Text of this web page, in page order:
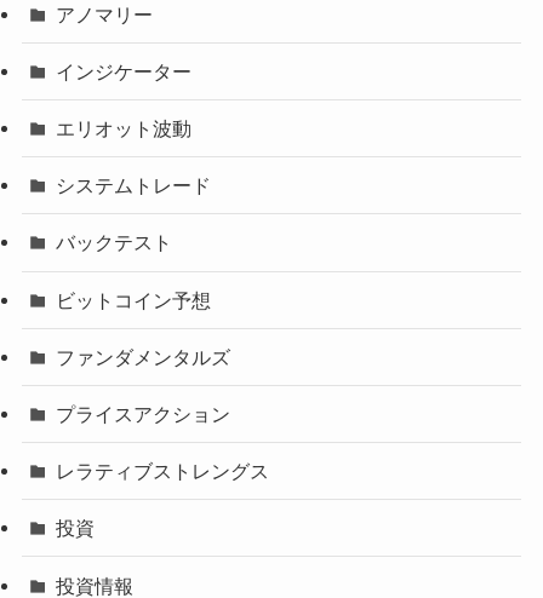
アノマリー
インジケーター
エリオット波動
システムトレード
バックテスト
ビットコイン予想
ファンダメンタルズ
プライスアクション
レラティブストレングス
投資
投資情報